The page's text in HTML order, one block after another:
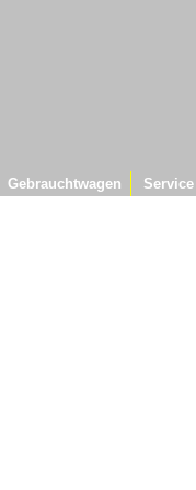
Gebrauchtwagen Service